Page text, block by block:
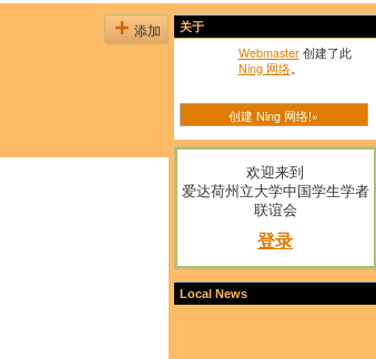
添加 关于
Webmaster创建了此
Ning 网络。
创建 Ning 网络!»
欢迎来到
爱达荷州立大学中国学生学者
联谊会
登录
Local News